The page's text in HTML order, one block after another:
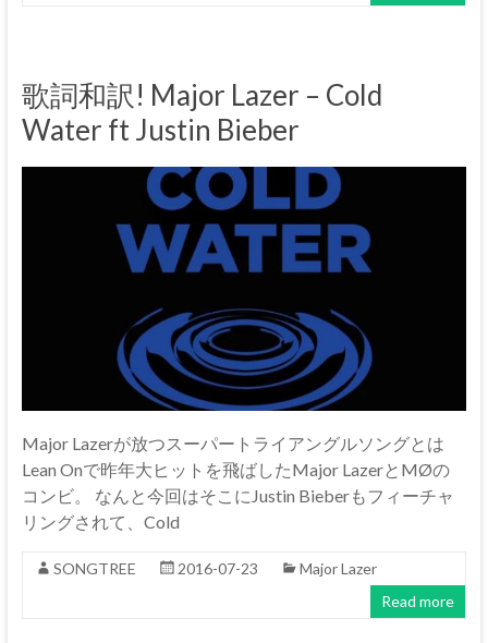
歌詞和訳! Major Lazer – Cold
Water ft Justin Bieber
Major Lazerが放つスーパートライアングルソングとは
Lean Onで昨年大ヒットを飛ばしたMajor LazerとMØの
コンビ。 なんと今回はそこにJustin Bieberもフィーチャ
リングされて、Cold
SONGTREE 2016-07-23
Major Lazer
Read more